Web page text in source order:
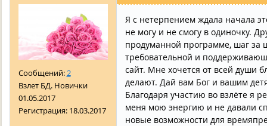
Сообщений:2
Взлет БД. Новички
01.05.2017
Регистрация: 18.03.2017
Я с нетерпением ждала начала
не могу и не смогу в одиночку.
продуманной программе, шаг за
требовательной и
сайт. Мне хочется от всей души
делают. Дай вам Бог и вашим
Благодаря участию во взлёте я
меня мою энергию и не давали
новые возможности для